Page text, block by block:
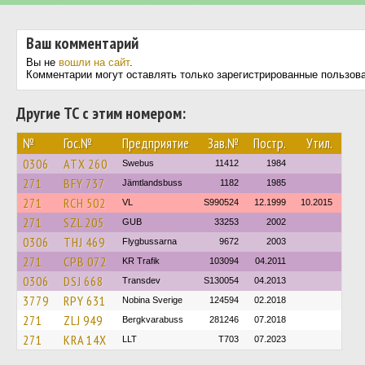
Ваш комментарий
Вы не вошли на сайт.
Комментарии могут оставлять только зарегистрированные
Другие ТС с этим номером:
№ Гос.№ Предприятие Зав.№ Постр. Утил.
0306 ATX 260 Swebus 11412 1984
271 BFY 737 Jämtlandsbuss 1182 1985
271 RCH 502 VL S990524 12.1999 10.2015
271 SZL 205 GUB 33253 2002
0306 THJ 469 Flygbussarna 9672 2003
271 CPB 072 KR Trafik 103094 04.2011
0306 DSJ 668 Transdev S130054 04.2013
3779 RPY 631 Nobina Sverige 124594 02.2018
271 ZLJ 949 Bergkvarabuss 281246 07.2018
271 KRA 14X LLT T703 07.2023